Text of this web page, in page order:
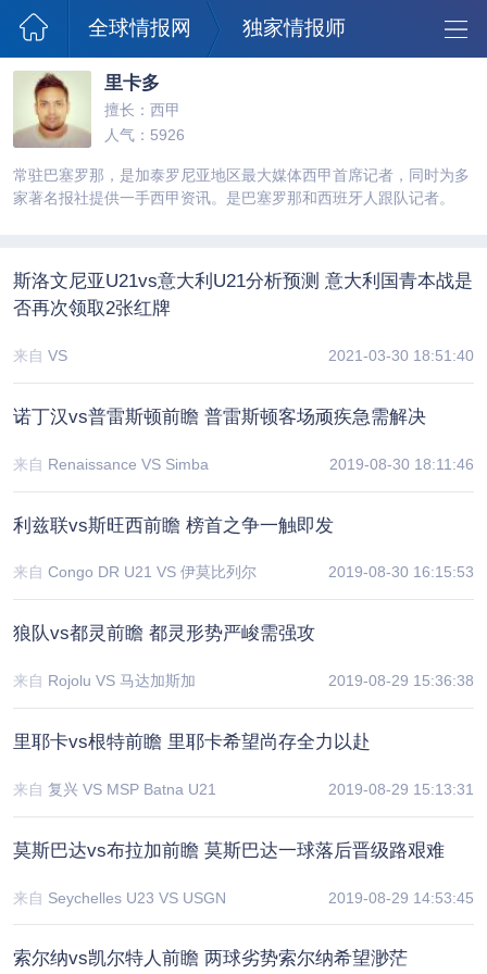
全球情报网 独家情报师
里卡多
擅长：西甲
人气：5926
常驻巴塞罗那，是加泰罗尼亚地区最大媒体西甲首席记者，同时为多
家著名报社提供一手西甲资讯。是巴塞罗那和西班牙人跟队记者。
斯洛文尼亚U21vs意大利U21分析预测 意大利国青本战是
否再次领取2张红牌
来自 VS 2021-03-30 18:51:40
诺丁汉vs普雷斯顿前瞻 普雷斯顿客场顽疾急需解决
来自 Renaissance VS Simba 2019-08-30 18:11:46
利兹联vs斯旺西前瞻 榜首之争一触即发
来自 Congo DR U21 VS 伊莫比列尔 2019-08-30 16:15:53
狼队vs都灵前瞻 都灵形势严峻需强攻
来自 Rojolu VS 马达加斯加 2019-08-29 15:36:38
里耶卡vs根特前瞻 里耶卡希望尚存全力以赴
来自 复兴 VS MSP Batna U21 2019-08-29 15:13:31
莫斯巴达vs布拉加前瞻 莫斯巴达一球落后晋级路艰难
来自 Seychelles U23 VS USGN 2019-08-29 14:53:45
索尔纳vs凯尔特人前瞻 两球劣势索尔纳希望渺茫